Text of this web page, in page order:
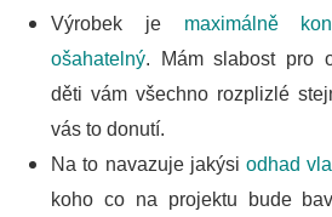
Výrobek je
maximálně
ošahatelný. Mám slabost pro
děti vám všechno rozplizlé
vás to donutí.
Na to navazuje jakýsi odhad
koho co na projektu bude